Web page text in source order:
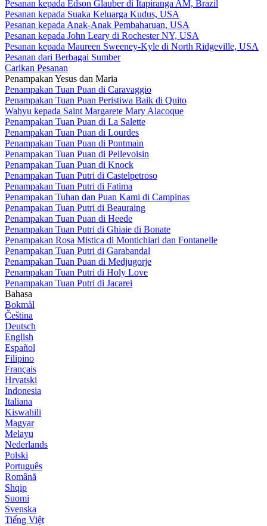
Pesanan kepada Edson Glauber di Itapiranga AM, Brazil
Pesanan kepada Suaka Keluarga Kudus, USA
Pesanan kepada Anak-Anak Pembaharuan, USA
Pesanan kepada John Leary di Rochester NY, USA
Pesanan kepada Maureen Sweeney-Kyle di North Ridgeville, USA
Pesanan dari Berbagai Sumber
Carikan Pesanan
Penampakan Yesus dan Maria
Penampakan Tuan Puan di Caravaggio
Penampakan Tuan Puan Peristiwa Baik di Quito
Wahyu kepada Saint Margarete Mary Alacoque
Penampakan Tuan Puan di La Salette
Penampakan Tuan Puan di Lourdes
Penampakan Tuan Puan di Pontmain
Penampakan Tuan Puan di Pellevoisin
Penampakan Tuan Puan di Knock
Penampakan Tuan Putri di Castelpetroso
Penampakan Tuan Putri di Fatima
Penampakan Tuhan dan Puan Kami di Campinas
Penampakan Tuan Putri di Beauraing
Penampakan Tuan Puan di Heede
Penampakan Tuan Putri di Ghiaie di Bonate
Penampakan Rosa Mistica di Montichiari dan Fontanelle
Penampakan Tuan Putri di Garabandal
Penampakan Tuan Puan di Medjugorje
Penampakan Tuan Putri di Holy Love
Penampakan Tuan Putri di Jacarei
Bahasa
Bokmål
Čeština
Deutsch
English
Español
Filipino
Français
Hrvatski
Indonesia
Italiana
Kiswahili
Magyar
Melayu
Nederlands
Polski
Português
Română
Shqip
Suomi
Svenska
Tiếng Việt